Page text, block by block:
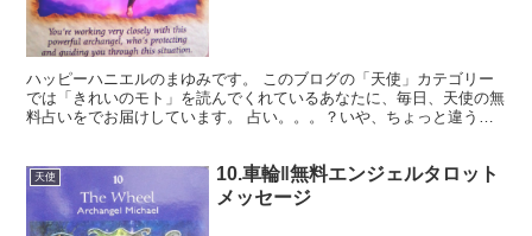
ハッピーハニエルのまゆみです。 このブログの「天使」カテゴリー
では「きれいのモト」を読んでくれているあなたに、毎日、天使の無
料占いをでお届けしています。 占い。。。？いや、ちょっと違うか
天使
10.車輪‖無料エンジェルタロット
メッセージ